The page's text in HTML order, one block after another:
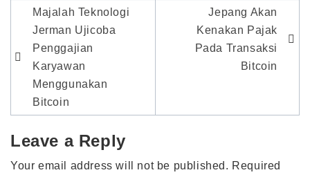
Post
navigation
Majalah Teknologi
Jerman Ujicoba
Penggajian
Karyawan
Menggunakan
Bitcoin
Jepang Akan
Kenakan Pajak
Pada Transaksi
Bitcoin
Leave a Reply
Your email address will not be published. Required